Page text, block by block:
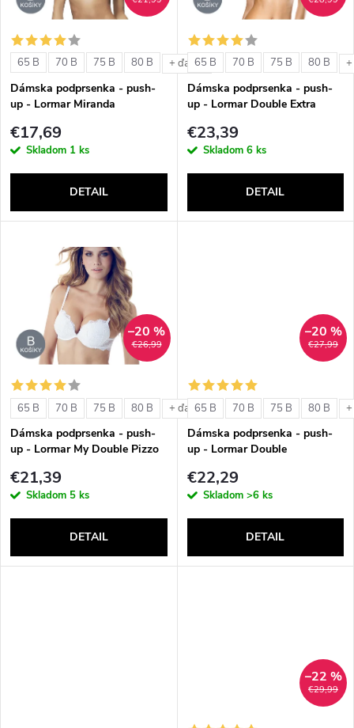
i
e
p
r
d
t
o
v
i
s
p
r
o
d
t
o
v
65 B 70 B 75 B 80 B + ďalšie
Dámska podprsenka - push-
up - Lormar Miranda
€17,69
Skladom 1 ks
DETAIL
65 B 70 B 75 B 80 B
Dámska podprsenka - push-
up - Lormar Double Extra
€23,39
Skladom 6 ks
DETAIL
€26,99
–20 %
65 B 70 B 75 B 80 B + ďalšie
Dámska podprsenka - push-
up - Lormar My Double Pizzo
€21,39
Skladom 5 ks
DETAIL
€27,99
–20 %
65 B 70 B 75 B 80 B
Dámska podprsenka - push-
up - Lormar Double
€22,29
Skladom >6 ks
DETAIL
€29,99
–22 %